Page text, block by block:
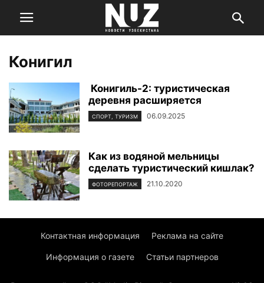
Конигил
Конигиль-2: туристическая
деревня расширяется
СПОРТ, ТУРИЗМ 06.09.2025
Как из водяной мельницы
сделать туристический кишлак?
ФОТОРЕПОРТАЖ 21.10.2020
Контактная информация Реклама на сайте
Информация о газете Статьи партнеров